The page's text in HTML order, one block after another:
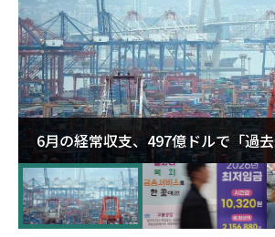
6月の経常収支、497億ドルで「過
が初の1000億ドル突破